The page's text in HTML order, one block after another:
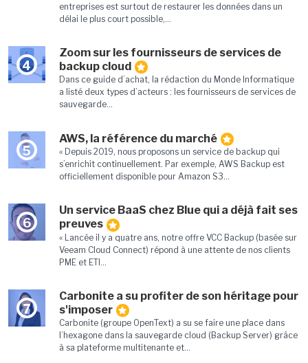
entreprises est surtout de restaurer les données dans un
délai le plus court possible,...
4
Zoom sur les fournisseurs de services de
backup cloud
Dans ce guide d’achat, la rédaction du Monde Informatique
a listé deux types d’acteurs : les fournisseurs de services de
sauvegarde...
5
AWS, la référence du marché
« Depuis 2019, nous proposons un service de backup qui
s’enrichit continuellement. Par exemple, AWS Backup est
officiellement disponible pour Amazon S3...
6
Un service BaaS chez Blue qui a déjà fait ses
preuves
« Lancée il y a quatre ans, notre offre VCC Backup (basée sur
Veeam Cloud Connect) répond à une attente de nos clients
PME et ETI...
7
Carbonite a su profiter de son héritage pour
s'imposer
Carbonite (groupe OpenText) a su se faire une place dans
l’hexagone dans la sauvegarde cloud (Backup Server) grâce
à sa plateforme multitenante et...